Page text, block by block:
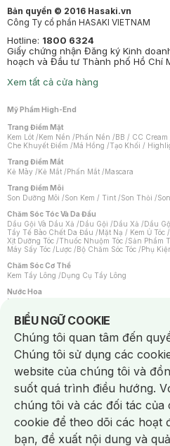
Bản quyền © 2016 Hasaki.vn
Công Ty cổ phần HASAKI VIETNAM
Hotline: 1800 6324
Giấy chứng nhận Đăng ký Kinh
hoạch và Đầu tư Thành phố Hồ Chí
Xem tất cả cửa hàng
Mỹ Phẩm High-End
Trang Điểm Mặt
Kem Lót /Kem Nền /Phấn Nền /BB / CC Cream
Che Khuyết Điểm /Má Hồng /Tạo Khối /
Trang Điểm Mắt
Kẻ Mày /Kẻ Mắt /Phấn Mắt /Mascara
Trang Điểm Môi
Son Dưỡng Môi /Son Kem / Tint /Son Thỏi /
Chăm Sóc Tóc Và Da Đầu
Dầu Gội Và Dầu Xả /Dầu Gội /Dầu Xả /Dầu
Tẩy Tế Bào Chết Da Đầu /Mặt Nạ / Kem Ủ Tóc /
Xịt Dưỡng Tóc /Thuốc Nhuộm Tóc /Sản Phẩm
Máy Sấy Tóc /Lược /Bộ Chăm Sóc Tóc /Phụ
Chăm Sóc Cơ Thể
Kem Tẩy Lông /Dụng Cụ Tẩy Lông
Nước Hoa
Nước Hoa Nữ
Chăm Sóc Cá Nhân
Chống Muỗi /Khẩu Trang /Máy Massage/Mặt
Sản Phẩm Chăm Sóc Khác /Bàn Chải Đánh
Hỗ Trợ Trắng Răng/Kem Đánh Răng /Máy
Tăm / Chỉ Nha Khoa/ Xịt Thơm Miệng / Dung
Khăn Ướt Vệ Sinh Vùng Kín/Băng Vệ Sinh/
Máy Cạo Râu
Vấn Đề Về Da
Da Dầu / Lỗ Chân Lông To/ Da Khô / Mất Nước
Da Nhạy Cảm / Kích Ứng
Da Xỉn Màu Thâm
Quầng Thâm & Bọng Mắt /Sẹo /Viêm Da Cơ
Dụng Cụ / Phụ Kiện Chăm Sóc Da
BIỂU NGỮ COOKIE
Notice about cookies usage
Chúng tôi quan tâm đến
Chúng tôi sử dụng các
website của chúng tôi và
suốt quá trình điều hướng.
chúng tôi và các đối tác của
cookie để theo dõi các hoạt
bạn, đề xuất nội dung và